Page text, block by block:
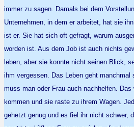
immer zu sagen. Damals bei dem
Unternehmen, in dem er arbeitet, hat sie
ist er. Sie hat sich oft gefragt, warum
worden ist. Aus dem Job ist auch nichts
leben, aber sie konnte nicht seinen Blick,
ihm vergessen. Das Leben geht manchmal
muss man oder Frau auch nachhelfen.
kommen und sie raste zu ihrem Wagen.
gehetzt genug und es fiel ihr nicht schwer,